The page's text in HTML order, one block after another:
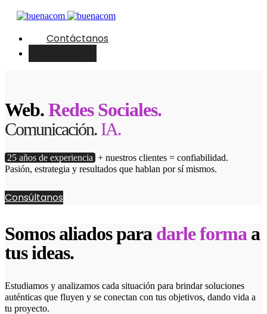
Contáctanos
Web.Redes Sociales.
Comunicación. IA.
25 años de experiencia + nuestros clientes = confiabilidad.
Pasión, estrategia y resultados que hablan por sí mismos.
Consúltanos
Somos aliados para darle forma a
tus ideas.
Estudiamos y analizamos cada situación para brindar soluciones
auténticas que fluyen y se conectan con tus objetivos, dando vida a
tu proyecto.